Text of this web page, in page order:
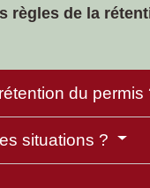
règles de la
du permis
situations ?